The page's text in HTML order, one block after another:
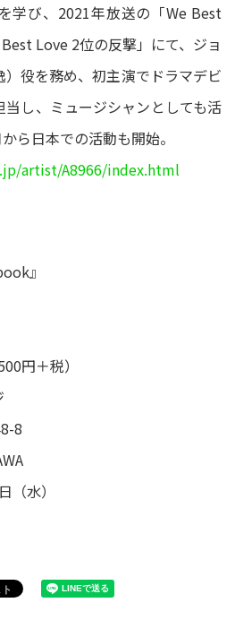
学び、2021年放送の「We Best
Love 2位の反撃」にて、ジョ
役を務め、初主演でドラマデビ
し、ミュージシャンとしても活
ら日本での活動も開始。
artist/A8966/index.html
』
円＋税）
8
（水）